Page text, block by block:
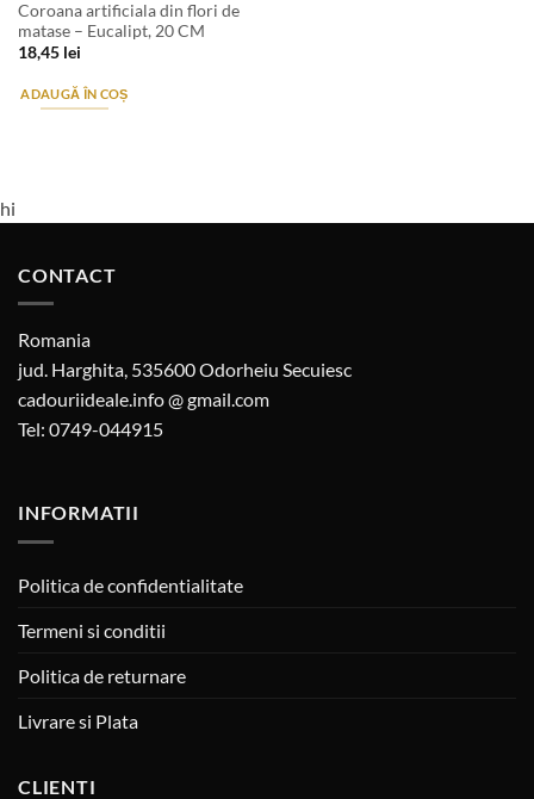
Coroana artificiala din flori de
matase – Eucalipt, 20 CM
18,45 lei
ADAUGĂ ÎN COȘ
hi
CONTACT
Romania
jud. Harghita, 535600 Odorheiu Secuiesc
cadouriideale.info @ gmail.com
Tel: 0749-044915
INFORMATII
Politica de confidentialitate
Termeni si conditii
Politica de returnare
Livrare si Plata
CLIENTI